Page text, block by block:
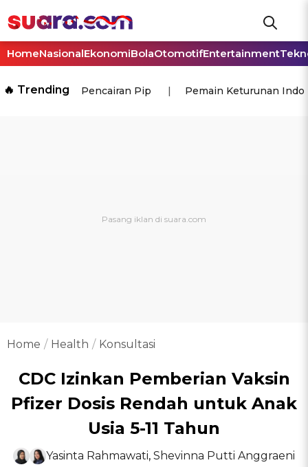
HomeNasionalEkonomiBolaOtomotifEntertainment
🔥 Trending Pencairan Pip Pemain Keturunan
Home Health Konsultasi
CDC Izinkan Pemberian Vaksin
Pfizer Dosis Rendah untuk Anak
Usia 5-11 Tahun
Yasinta Rahmawati, Shevinna Putti Anggraeni